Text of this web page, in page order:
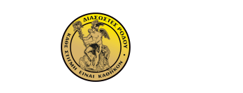
Μεταπηδήστε
περιεχόμενο